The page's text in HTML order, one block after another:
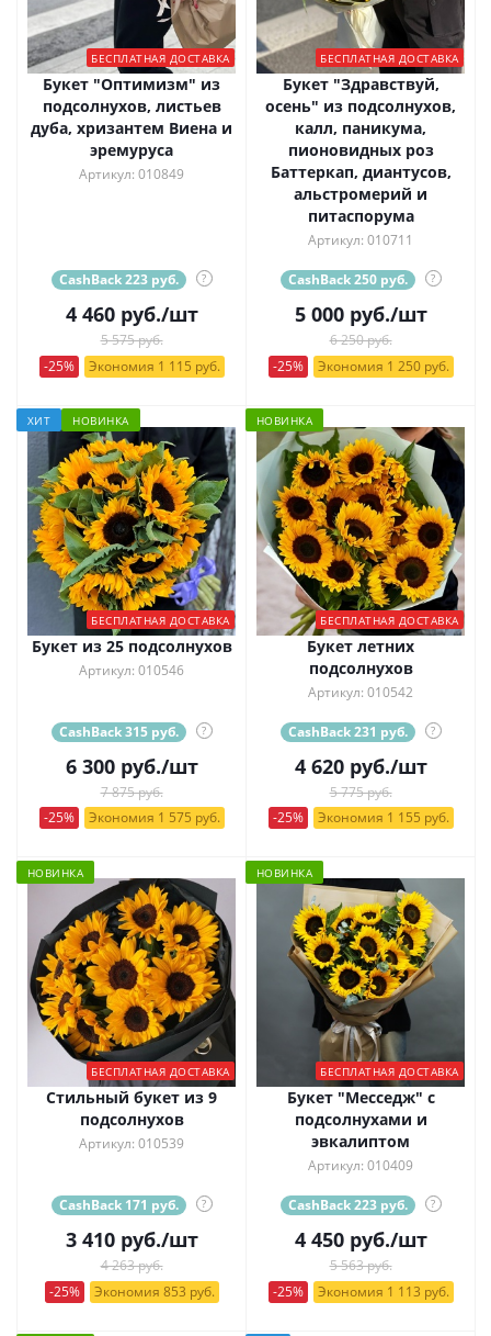
БЕСПЛАТНАЯ ДОСТАВКА
Букет "Оптимизм" из
подсолнухов, листьев
дуба, хризантем Виена и
эремуруса
Артикул: 010849
CashBack 223 руб. ?
4 460руб./шт
5 575 руб.
-25%
Экономия 1 115 руб.
БЕСПЛАТНАЯ ДОСТАВКА
Букет "Здравствуй,
осень" из подсолнухов,
калл, паникума,
пионовидных роз
Баттеркап, диантусов,
альстромерий и
питаспорума
Артикул: 010711
CashBack 250 руб. ?
5 000руб./шт
6 250 руб.
-25%
Экономия 1 250 руб.
ХИТ НОВИНКА
БЕСПЛАТНАЯ ДОСТАВКА
Букет из 25 подсолнухов
Артикул: 010546
CashBack 315 руб. ?
6 300руб./шт
7 875 руб.
-25%
Экономия 1 575 руб.
НОВИНКА
БЕСПЛАТНАЯ ДОСТАВКА
Букет летних
подсолнухов
Артикул: 010542
CashBack 231 руб. ?
4 620руб./шт
5 775 руб.
-25%
Экономия 1 155 руб.
НОВИНКА
БЕСПЛАТНАЯ ДОСТАВКА
Стильный букет из 9
подсолнухов
Артикул: 010539
CashBack 171 руб. ?
3 410руб./шт
4 263 руб.
-25%
Экономия 853 руб.
НОВИНКА
БЕСПЛАТНАЯ ДОСТАВКА
Букет "Месседж" с
подсолнухами и
эвкалиптом
Артикул: 010409
CashBack 223 руб. ?
4 450руб./шт
5 563 руб.
-25%
Экономия 1 113 руб.